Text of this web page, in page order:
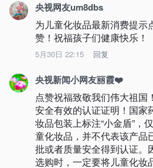
央视网友um8dbs
为儿童化妆品最新消费提示
赞！祝福孩子们健康快乐！
5月30日 22:15 回复
央视新闻小网友丽霞❤️
点赞祝福致敬我们伟大祖国
安全有效的认证证明！国家
妆品包装上标注“小金盾”，
童化妆品，并不代表该产品
批或者质量安全得到认证。
选购时，一定要将儿童化妆